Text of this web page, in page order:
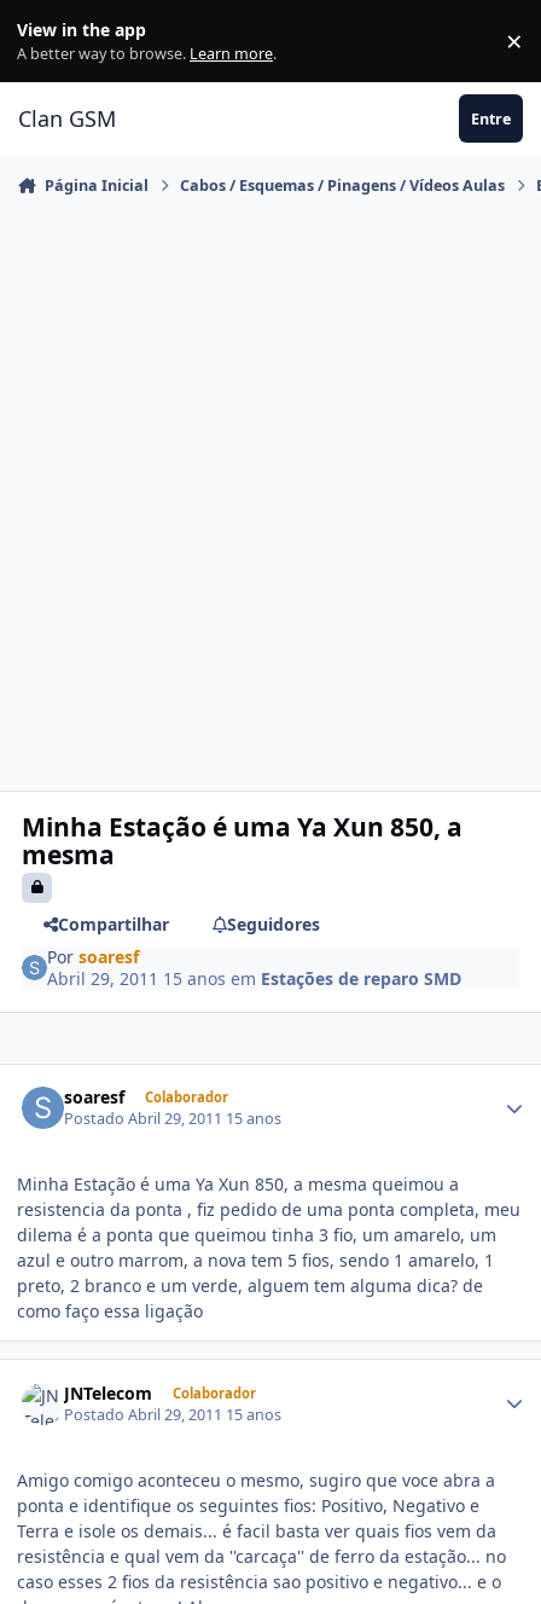
View in the app
A better way to browse. Learn more. ×
Clan GSM Entre
Página Inicial Cabos / Esquemas / Pinagens / Vídeos Aulas
Minha Estação é uma Ya Xun 850, a
mesma
Compartilhar
Seguidores
Porsoaresf
Abril 29, 2011 15 anos em Estações de reparo SMD
soaresf Colaborador
PostadoAbril 29, 2011 15 anos
Minha Estação é uma Ya Xun 850, a mesma queimou a
resistencia da ponta , fiz pedido de uma ponta completa, meu
dilema é a ponta que queimou tinha 3 fio, um amarelo, um
azul e outro marrom, a nova tem 5 fios, sendo 1 amarelo, 1
preto, 2 branco e um verde, alguem tem alguma dica? de
como faço essa ligação
JNTelecom Colaborador
PostadoAbril 29, 2011 15 anos
Amigo comigo aconteceu o mesmo, sugiro que voce abra a
ponta e identifique os seguintes fios: Positivo, Negativo e
Terra e isole os demais... é facil basta ver quais fios vem da
resistência e qual vem da ''carcaça'' de ferro da estação... no
caso esses 2 fios da resistência sao positivo e negativo... e o